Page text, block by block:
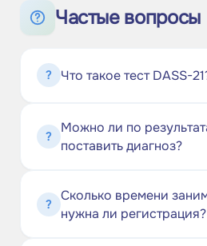
Частые вопросы
? Что такое тест DASS-
?
Можно ли по
поставить диагноз?
?
Сколько времени
нужна ли регистрация?